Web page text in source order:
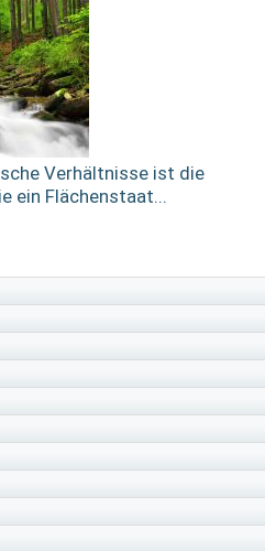
Verhältnisse ist die
ein Flächenstaat...